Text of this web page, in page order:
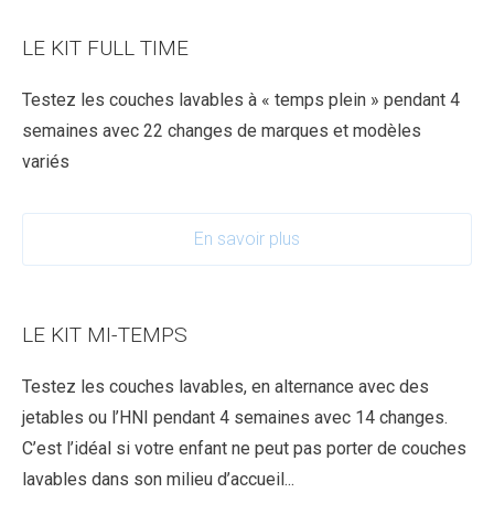
LE KIT FULL TIME
Testez les couches lavables à « temps plein » pendant 4
semaines avec 22 changes de marques et modèles
variés
En savoir plus
LE KIT MI-TEMPS
Testez les couches lavables, en alternance avec des
jetables ou l’HNI pendant 4 semaines avec 14 changes.
C’est l’idéal si votre enfant ne peut pas porter de couches
lavables dans son milieu d’accueil...